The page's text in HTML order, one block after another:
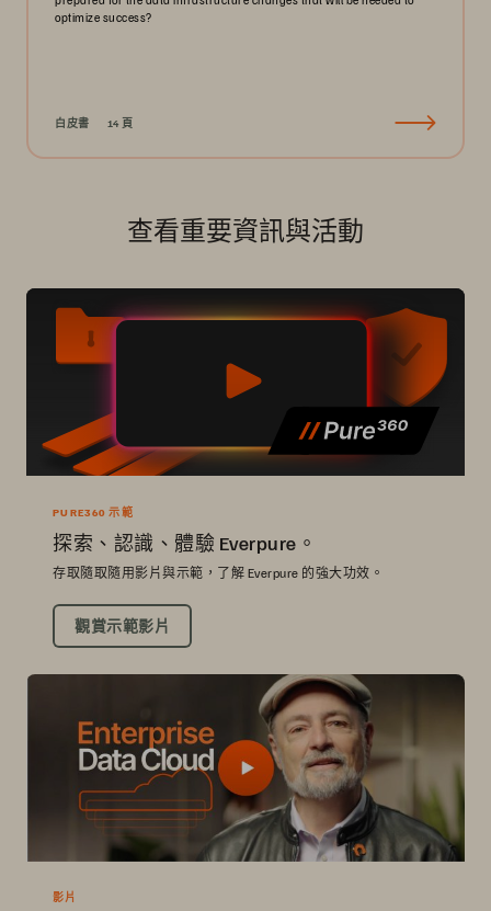
optimize success?
白皮書 14 頁
查看重要資訊與活動
PURE360 示範
探索、認識、體驗 Everpure。
存取隨取隨用影片與示範，了解 Everpure 的強大功效。
觀賞示範影片
影片